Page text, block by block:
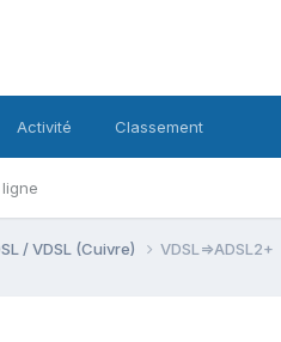
Activité Classement
/ VDSL (Cuivre) VDSL=>ADSL2+